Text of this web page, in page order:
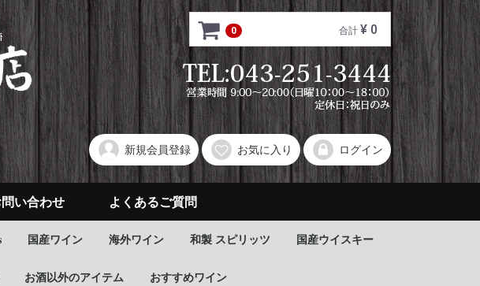
0 合計 ¥ 0
新規会員登録 お気に入り ログイン
い合わせ よくあるご質問
国産ワイン 海外ワイン 和製 スピリッツ 国産ウイスキー
お酒以外のアイテム おすすめワイン